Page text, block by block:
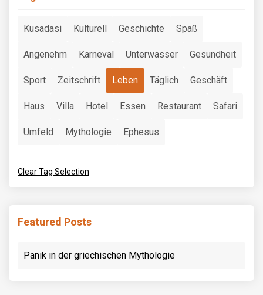
Kusadasi Kulturell Geschichte Spaß
Angenehm Karneval Unterwasser Gesundheit
Sport Zeitschrift Leben Täglich Geschäft
Haus Villa Hotel Essen Restaurant Safari
Umfeld Mythologie Ephesus
Clear Tag Selection
Featured Posts
Panik in der griechischen Mythologie